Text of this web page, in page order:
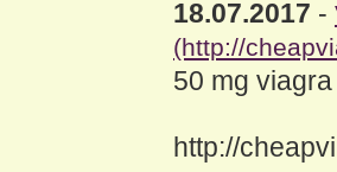
18.07.2017 -
(http://
50 mg
http://